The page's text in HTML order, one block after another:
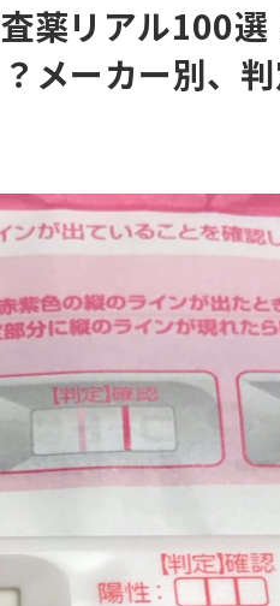
薬リアル100
メーカー別、